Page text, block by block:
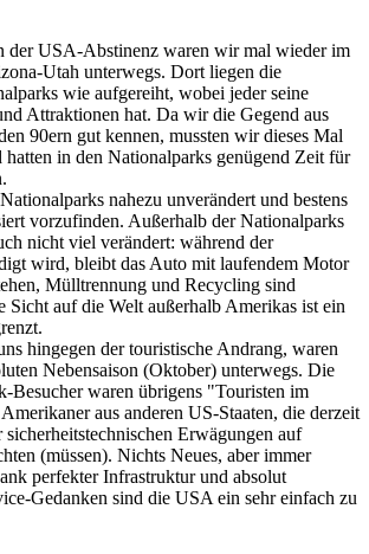
der USA-Abstinenz waren wir mal wieder im
Utah unterwegs. Dort liegen die
wie aufgereiht, wobei jeder seine
Attraktionen hat. Da wir die Gegend aus
90ern gut kennen, mussten wir dieses Mal
hatten in den Nationalparks genügend Zeit für
nahezu unverändert und bestens
vorzufinden. Außerhalb der Nationalparks
nicht viel verändert: während der
wird, bleibt das Auto mit laufendem Motor
Mülltrennung und Recycling sind
Sicht auf die Welt außerhalb Amerikas ist ein
hingegen der touristische Andrang, waren
Nebensaison (Oktober) unterwegs. Die
Besucher waren übrigens "Touristen im
aus anderen US-Staaten, die derzeit
Erwägungen auf
(müssen). Nichts Neues, aber immer
perfekter Infrastruktur und absolut
Gedanken sind die USA ein sehr einfach zu